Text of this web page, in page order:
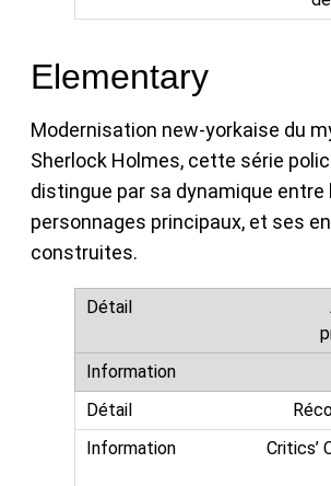
Elementary
Modernisation new-yorkaise du
Sherlock Holmes, cette série
distingue par sa dynamique entre
personnages principaux, et ses
construites.
Critics’